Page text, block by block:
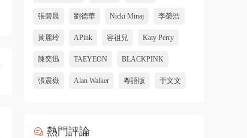
張碧晨 劉德華 Nicki Minaj 李榮浩
黃麗玲 APink 容祖兒 Katy Perry
陳奕迅 TAEYEON BLACKPINK
張震嶽 Alan Walker 粵語版 于文文
熱門評論